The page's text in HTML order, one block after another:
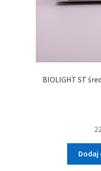
BIOLIGHT ST
Dodaj